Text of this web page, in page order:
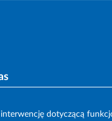
interwencję dotyczącą